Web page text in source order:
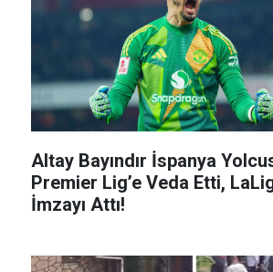
Altay Bayındır İspanya
Premier Lig’e Veda Etti,
İmzayı Attı!